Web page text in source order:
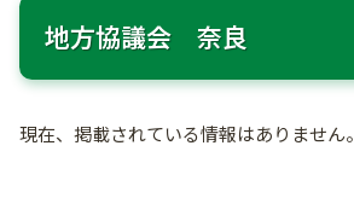
地方協議会 奈良
現在、掲載されている情報はありません。